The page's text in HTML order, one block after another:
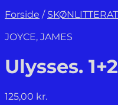
Forside /
JOYCE, JAMES
Ulysses.
125,00 kr.